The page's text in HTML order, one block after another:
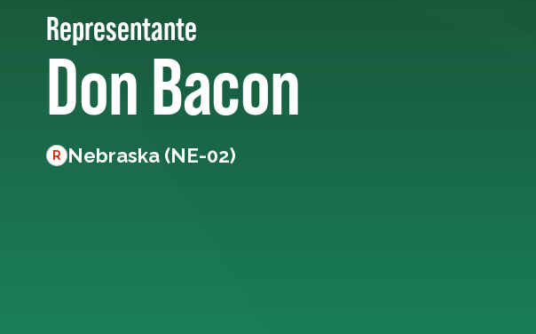
Representante
Don Bacon
R Nebraska (NE-02)